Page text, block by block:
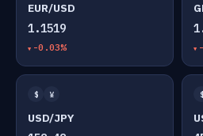
EUR/USD
1.1519
-0.03%
$ ¥
USD/JPY
$